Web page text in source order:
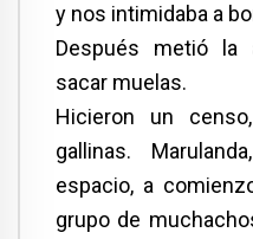
y nos intimidaba a
Después metió la
sacar muelas.
Hicieron un
gallinas.
espacio, a
grupo de